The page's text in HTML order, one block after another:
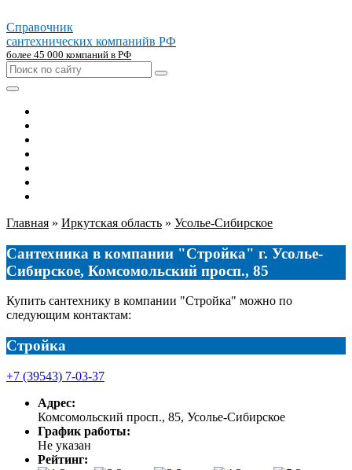
Справочник
сантехнических компанийв РФ
более 45 000 компаний в РФ
Главная » Иркутская область » Усолье-Сибирское
Сантехника в компании "Стройка" г. Усолье-
Сибирское, Комсомольский просп., 85
Купить сантехнику в компании "Стройка" можно по
следующим контактам:
Стройка
+7 (39543) 7-03-37
Адрес:
Комсомольский просп., 85, Усолье-Сибирское
График работы:
Не указан
Рейтинг: